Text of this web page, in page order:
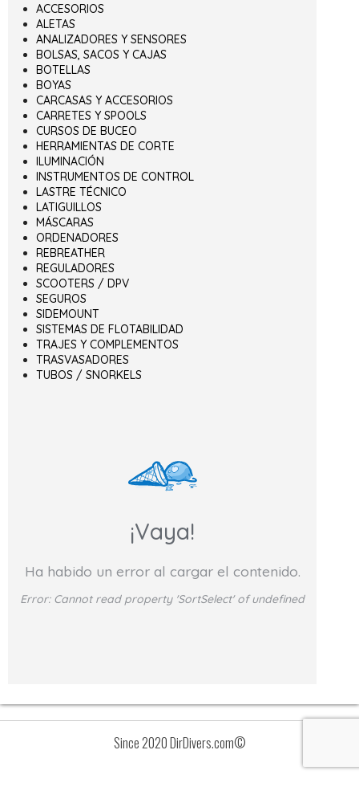
ACCESORIOS
ALETAS
ANALIZADORES Y SENSORES
BOLSAS, SACOS Y CAJAS
BOTELLAS
BOYAS
CARCASAS Y ACCESORIOS
CARRETES Y SPOOLS
CURSOS DE BUCEO
HERRAMIENTAS DE CORTE
ILUMINACIÓN
INSTRUMENTOS DE CONTROL
LASTRE TÉCNICO
LATIGUILLOS
MÁSCARAS
ORDENADORES
REBREATHER
REGULADORES
SCOOTERS / DPV
SEGUROS
SIDEMOUNT
SISTEMAS DE FLOTABILIDAD
TRAJES Y COMPLEMENTOS
TRASVASADORES
TUBOS / SNORKELS
¡Vaya!
Ha habido un error al cargar el contenido.
Error: Cannot read property 'SortSelect' of undefined
Since 2020 DirDivers.com©